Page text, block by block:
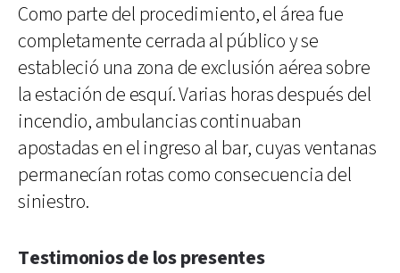
Como parte del procedimiento, el área fue
completamente cerrada al público y se
estableció una zona de exclusión aérea sobre
la estación de esquí. Varias horas después del
incendio, ambulancias continuaban
apostadas en el ingreso al bar, cuyas ventanas
permanecían rotas como consecuencia del
siniestro.
Testimonios de los presentes